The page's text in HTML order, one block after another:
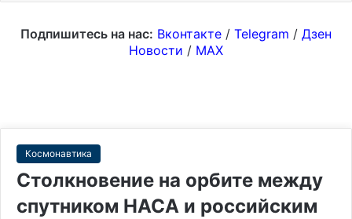
Подпишитесь на нас: Вконтакте / Telegram / Дзен
Новости / MAX